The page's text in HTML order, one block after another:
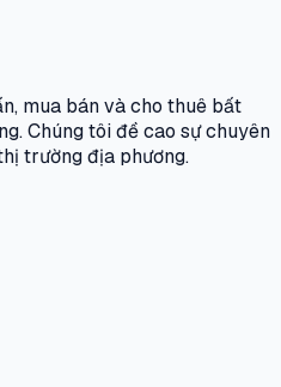
mua bán và cho thuê bất
Chúng tôi đề cao sự chuyên
trường địa phương.